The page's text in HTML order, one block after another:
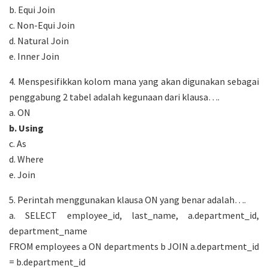
b. Equi Join
c. Non-Equi Join
d. Natural Join
e. Inner Join
4. Menspesifikkan kolom mana yang akan digunakan sebagai
penggabung 2 tabel adalah kegunaan dari klausa….
a. ON
b. Using
c. As
d. Where
e. Join
5. Perintah menggunakan klausa ON yang benar adalah….
a. SELECT employee_id, last_name, a.department_id,
department_name
FROM employees a ON departments b JOIN a.department_id
= b.department_id